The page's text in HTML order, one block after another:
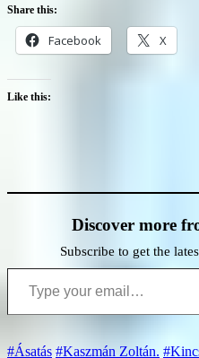
Share this:
Facebook X
Like this:
Discover more
Subscribe to get the
Type your email…
#Ásatás #Kaszmán Zoltán.